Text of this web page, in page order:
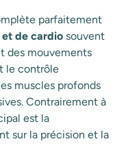
parfaitement
de cardio souvent
des mouvements
le contrôle
muscles profonds
Contrairement à
est la
sur la précision et la